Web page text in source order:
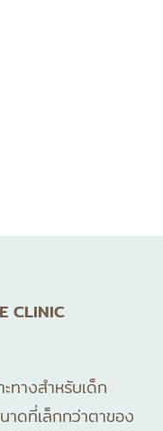
CLINIC
ทางสำหรับเด็ก
าดที่เล็กกว่าตาของ